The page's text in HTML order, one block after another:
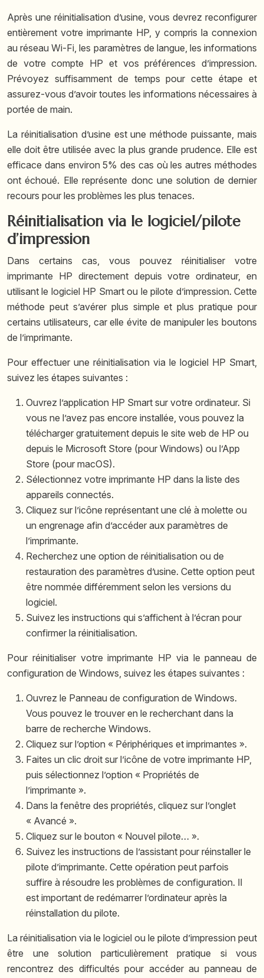
Après une réinitialisation d’usine, vous devrez reconfigurer
entièrement votre imprimante HP, y compris la connexion
au réseau Wi-Fi, les paramètres de langue, les informations
de votre compte HP et vos préférences d’impression.
Prévoyez suffisamment de temps pour cette étape et
assurez-vous d’avoir toutes les informations nécessaires à
portée de main.
La réinitialisation d’usine est une méthode puissante, mais
elle doit être utilisée avec la plus grande prudence. Elle est
efficace dans environ 5% des cas où les autres méthodes
ont échoué. Elle représente donc une solution de dernier
recours pour les problèmes les plus tenaces.
Réinitialisation via le logiciel/pilote
d’impression
Dans certains cas, vous pouvez réinitialiser votre
imprimante HP directement depuis votre ordinateur, en
utilisant le logiciel HP Smart ou le pilote d’impression. Cette
méthode peut s’avérer plus simple et plus pratique pour
certains utilisateurs, car elle évite de manipuler les boutons
de l’imprimante.
Pour effectuer une réinitialisation via le logiciel HP Smart,
suivez les étapes suivantes :
Ouvrez l’application HP Smart sur votre ordinateur. Si
vous ne l’avez pas encore installée, vous pouvez la
télécharger gratuitement depuis le site web de HP ou
depuis le Microsoft Store (pour Windows) ou l’App
Store (pour macOS).
Sélectionnez votre imprimante HP dans la liste des
appareils connectés.
Cliquez sur l’icône représentant une clé à molette ou
un engrenage afin d’accéder aux paramètres de
l’imprimante.
Recherchez une option de réinitialisation ou de
restauration des paramètres d’usine. Cette option peut
être nommée différemment selon les versions du
logiciel.
Suivez les instructions qui s’affichent à l’écran pour
confirmer la réinitialisation.
Pour réinitialiser votre imprimante HP via le panneau de
configuration de Windows, suivez les étapes suivantes :
Ouvrez le Panneau de configuration de Windows.
Vous pouvez le trouver en le recherchant dans la
barre de recherche Windows.
Cliquez sur l’option « Périphériques et imprimantes ».
Faites un clic droit sur l’icône de votre imprimante HP,
puis sélectionnez l’option « Propriétés de
l’imprimante ».
Dans la fenêtre des propriétés, cliquez sur l’onglet
« Avancé ».
Cliquez sur le bouton « Nouvel pilote… ».
Suivez les instructions de l’assistant pour réinstaller le
pilote d’imprimante. Cette opération peut parfois
suffire à résoudre les problèmes de configuration. Il
est important de redémarrer l’ordinateur après la
réinstallation du pilote.
La réinitialisation via le logiciel ou le pilote d’impression peut
être une solution particulièrement pratique si vous
rencontrez des difficultés pour accéder au panneau de